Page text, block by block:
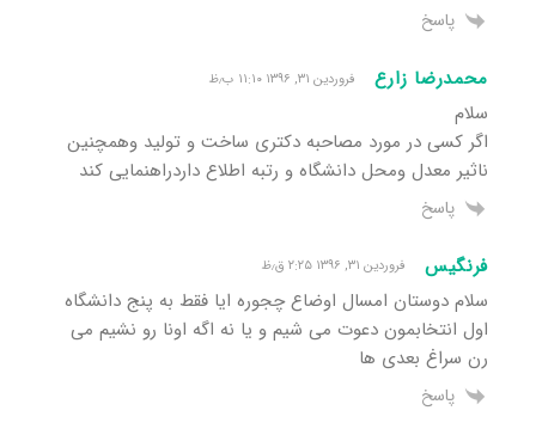
پاسخ
محمدرضا زارع فروردین ۳۱, ۱۳۹۶ ۱۱:۱۰ ب٫ظ
سلام
اگر کسی در مورد مصاحبه دکتری ساخت و تولید وهمچنین
ناثیر معدل ومحل دانشگاه و رتبه اطلاع داردراهنمایی کند
پاسخ
فرنگیس فروردین ۳۱, ۱۳۹۶ ۲:۲۵ ق٫ظ
سلام دوستان امسال اوضاع چجوره ایا فقط به پنج دانشگاه
اول انتخابمون دعوت می شیم و یا نه اگه اونا رو نشیم می
رن سراغ بعدی ها
پاسخ